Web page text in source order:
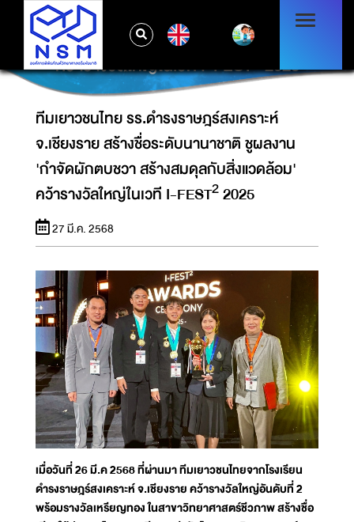
ทีมเยาวชนไทย รร.ดำรงราษฎร์สงเคราะห์
จ.เชียงราย สร้างชื่อระดับนานาชาติ ชูผลงาน
'กำจัดผักตบชวา สร้างสมดุลกับสิ่งแวดล้อม'
คว้ารางวัลใหญ่ในเวที I-FEST² 2025
ทีมเยาวชนไทย รร.ดำรงราษฎร์สงเคราะห์
จ.เชียงราย สร้างชื่อระดับนานาชาติ ชูผลงาน
'กำจัดผักตบชวา สร้างสมดุลกับสิ่งแวดล้อม'
คว้ารางวัลใหญ่ในเวที I-FEST² 2025
27 มี.ค. 2568
เมื่อวันที่ 26 มี.ค 2568 ที่ผ่านมา ทีมเยาวชนไทยจากโรงเรียน
ดำรงราษฎร์สงเคราะห์ จ.เชียงราย คว้ารางวัลใหญ่อันดับที่ 2
พร้อมรางวัลเหรียญทอง ในสาขาวิทยาศาสตร์ชีวภาพ สร้างชื่อ